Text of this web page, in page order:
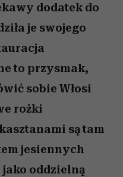
dodatek do
je swojego
to przysmak,
sobie Włosi
rożki
są tam
jesiennych
jako oddzielną